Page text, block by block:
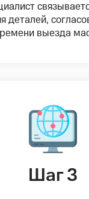
деталей,
выезда
Шаг 3